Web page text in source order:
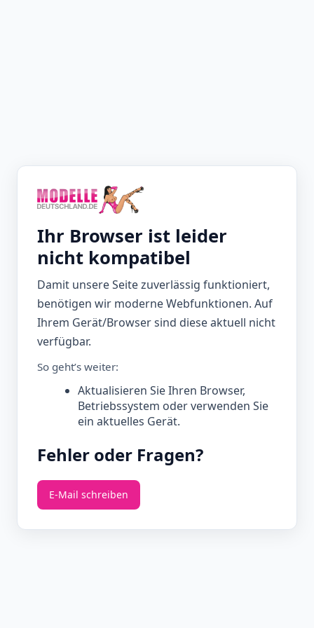
Ihr Browser ist leider
nicht kompatibel
Damit unsere Seite zuverlässig funktioniert,
benötigen wir moderne Webfunktionen. Auf
Ihrem Gerät/Browser sind diese aktuell nicht
verfügbar.
So geht’s weiter:
Aktualisieren Sie Ihren Browser,
Betriebssystem oder verwenden Sie
ein aktuelles Gerät.
Fehler oder Fragen?
E‑Mail schreiben